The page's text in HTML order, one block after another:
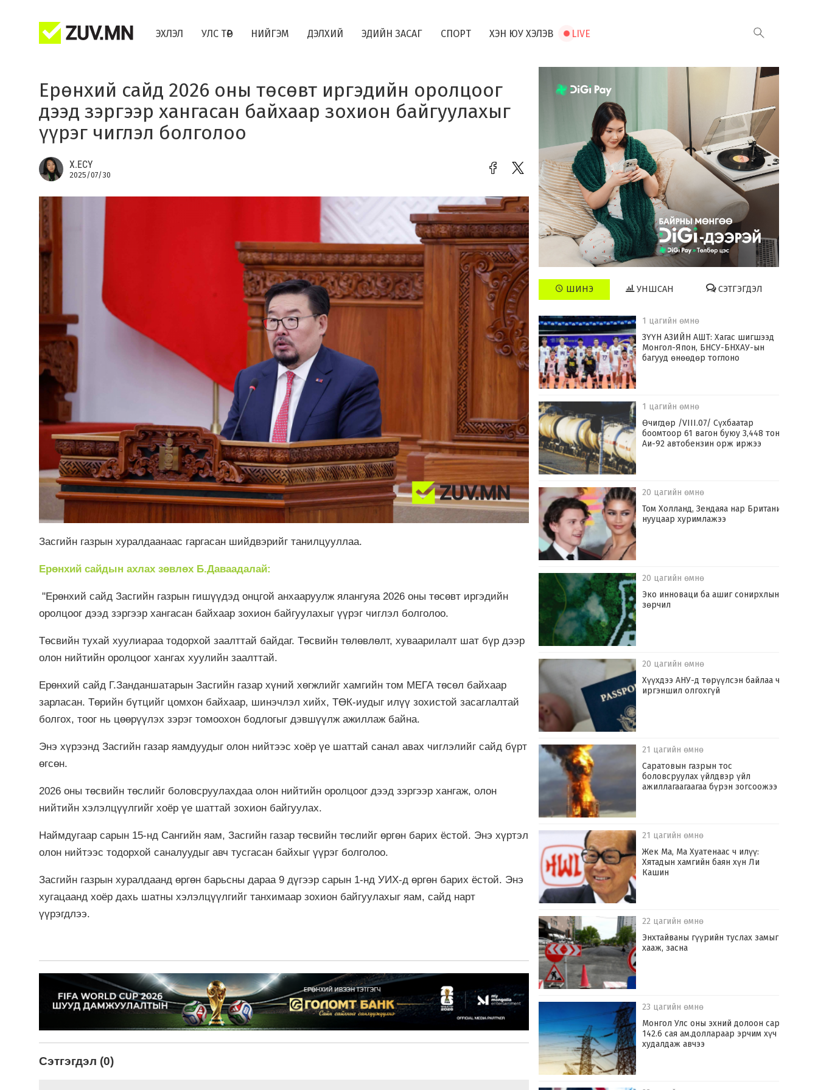
ЭХЛЭЛ УЛС ТӨР НИЙГЭМ ДЭЛХИЙ ЭДИЙН ЗАСАГ СПОРТ ХЭН ЮУ ХЭЛЭВ LIVE
Ерөнхий сайд 2026 оны төсөвт иргэдийн оролцоог
дээд зэргээр хангасан байхаар зохион байгуулахыг
үүрэг чиглэл болголоо
Х.ЕСҮ
2025/07/30
Засгийн газрын хуралдаанаас гаргасан шийдвэрийг танилцууллаа.
Ерөнхий сайдын ахлах зөвлөх Б.Даваадалай:
"Ерөнхий сайд Засгийн газрын гишүүдэд онцгой анхааруулж ялангуяа 2026 оны төсөвт иргэдийн
оролцоог дээд зэргээр хангасан байхаар зохион байгуулахыг үүрэг чиглэл болголоо.
Төсвийн тухай хуулиараа тодорхой заалттай байдаг. Төсвийн төлөвлөлт, хуваарилалт шат бүр дээр
олон нийтийн оролцоог хангах хуулийн заалттай.
Ерөнхий сайд Г.Занданшатарын Засгийн газар хүний хөгжлийг хамгийн том МЕГА төсөл байхаар
зарласан. Төрийн бүтцийг цомхон байхаар, шинэчлэл хийх, ТӨК-иудыг илүү зохистой засаглалтай
болгох, тоог нь цөөрүүлэх зэрэг томоохон бодлогыг дэвшүүлж ажиллаж байна.
Энэ хүрээнд Засгийн газар яамдуудыг олон нийтээс хоёр үе шаттай санал авах чиглэлийг сайд бүрт
өгсөн.
2026 оны төсвийн төслийг боловсруулахдаа олон нийтийн оролцоог дээд зэргээр хангаж, олон
нийтийн хэлэлцүүлгийг хоёр үе шаттай зохион байгуулах.
Наймдугаар сарын 15-нд Сангийн яам, Засгийн газар төсвийн төслийг өргөн барих ёстой. Энэ хүртэл
олон нийтээс тодорхой саналуудыг авч тусгасан байхыг үүрэг болголоо.
Засгийн газрын хуралдаанд өргөн барьсны дараа 9 дүгээр сарын 1-нд УИХ-д өргөн барих ёстой. Энэ
хугацаанд хоёр дахь шатны хэлэлцүүлгийг танхимаар зохион байгуулахыг яам, сайд нарт
үүрэгдлээ.
Сэтгэгдэл (0)
ШИНЭ УНШСАН СЭТГЭГДЭЛ
1 цагийн өмнө
ЗҮҮН АЗИЙН АШТ: Хагас шигшээд
Монгол-Япон, БНСУ-БНХАУ-ын
багууд өнөөдөр тоглоно
1 цагийн өмнө
Өчигдөр /VIII.07/ Сүхбаатар
боомтоор 61 вагон буюу 3,448 тонн
Аи-92 автобензин орж иржээ
20 цагийн өмнө
Том Холланд, Зендаяа нар Британид
нууцаар хуримлажээ
20 цагийн өмнө
Эко инноваци ба ашиг сонирхлын
зөрчил
20 цагийн өмнө
Хүүхдээ АНУ-д төрүүлсэн байлаа ч
иргэншил олгохгүй
21 цагийн өмнө
Саратовын газрын тос
боловсруулах үйлдвэр үйл
ажиллагаагаагаа бүрэн зогсоожээ
21 цагийн өмнө
Жек Ма, Ма Хуатенаас ч илүү:
Хятадын хамгийн баян хүн Ли
Кашин
22 цагийн өмнө
Энхтайваны гүүрийн туслах замыг
хааж, засна
23 цагийн өмнө
Монгол Улс оны эхний долоон сард
142.6 сая ам.доллараар эрчим хүч
худалдаж авчээ